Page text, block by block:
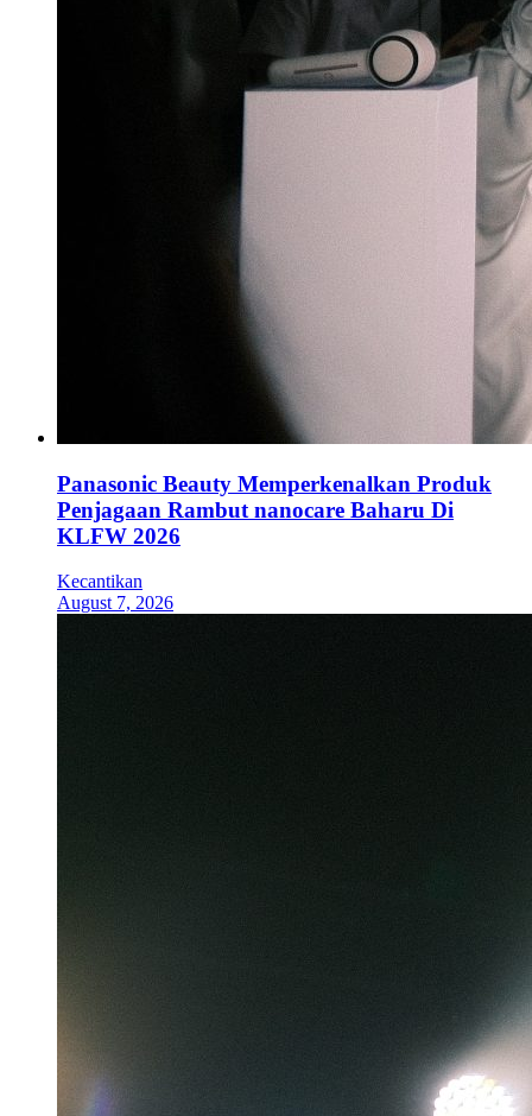
Panasonic Beauty Memperkenalkan Produk
Penjagaan Rambut nanocare Baharu Di
KLFW 2026
Kecantikan
August 7, 2026